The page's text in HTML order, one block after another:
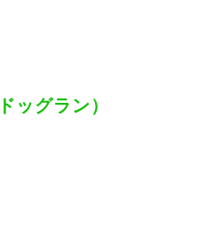
ッグラン）